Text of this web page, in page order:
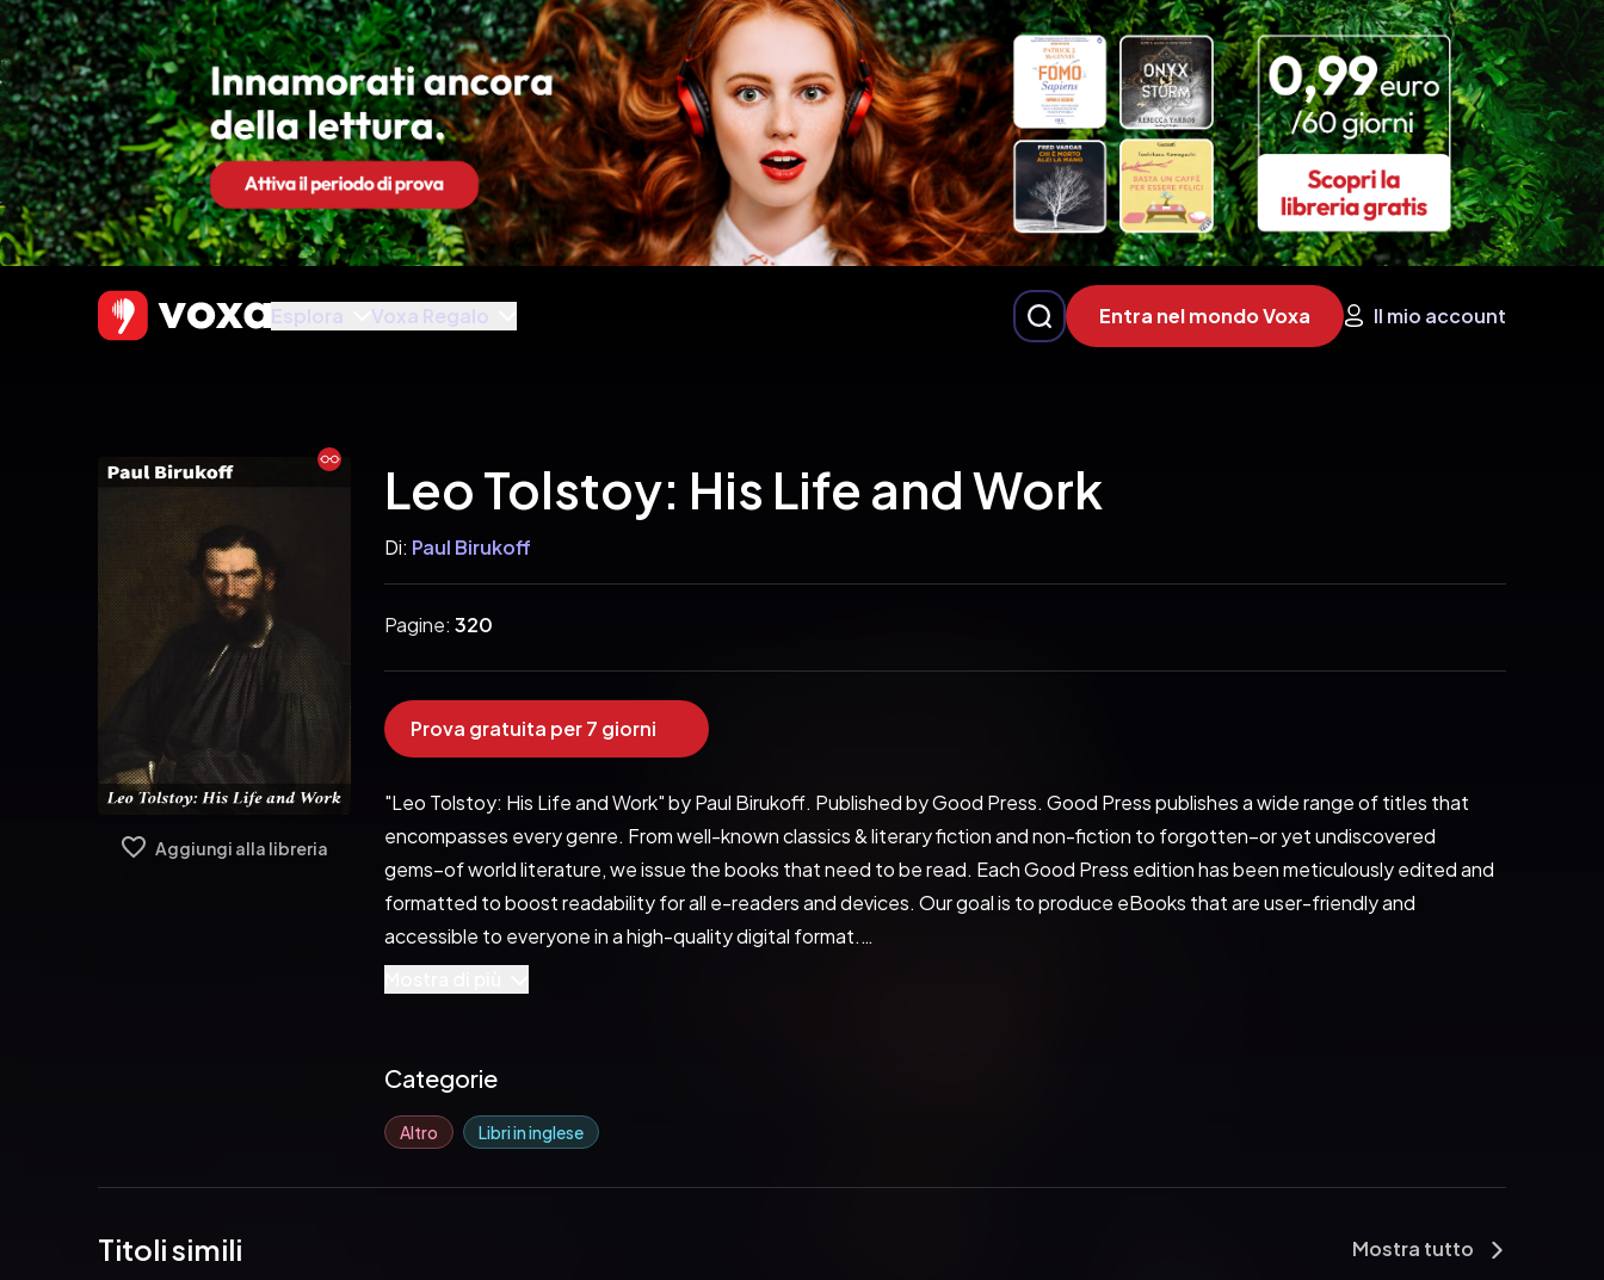
Esplora Voxa Regalo Entra nel mondo Voxa Il mio account
Ebook
Aggiungi alla libreria
Leo Tolstoy: His Life and Work
Di: Paul Birukoff
Pagine: 320
Prova gratuita per 7 giorni
"Leo Tolstoy: His Life and Work" by Paul Birukoff. Published by Good Press. Good Press publishes a wide range of titles that
encompasses every genre. From well-known classics & literary fiction and non-fiction to forgotten−or yet undiscovered
gems−of world literature, we issue the books that need to be read. Each Good Press edition has been meticulously edited and
formatted to boost readability for all e-readers and devices. Our goal is to produce eBooks that are user-friendly and
accessible to everyone in a high-quality digital format.
Pubblicato da:  Good Press
Categorie
Altro Libri in inglese
Titoli simili Mostra tutto